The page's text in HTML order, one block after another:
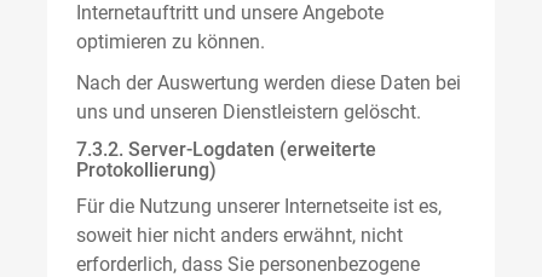
Internetauftritt und unsere Angebote
optimieren zu können.
Nach der Auswertung werden diese Daten bei
uns und unseren Dienstleistern gelöscht.
7.3.2. Server-Logdaten (erweiterte
Protokollierung)
Für die Nutzung unserer Internetseite ist es,
soweit hier nicht anders erwähnt, nicht
erforderlich, dass Sie personenbezogene